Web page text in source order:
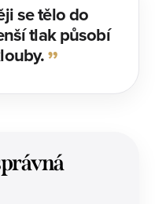
se tělo do
tlak působí